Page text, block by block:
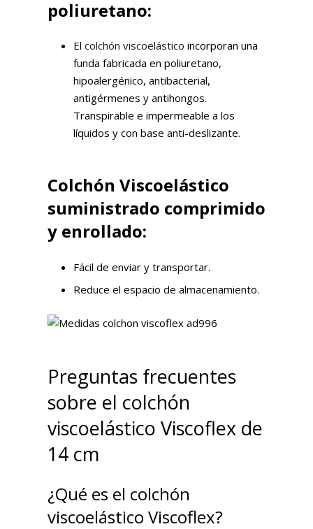
poliuretano:
El colchón viscoelástico incorporan una
funda fabricada en poliuretano,
hipoalergénico, antibacterial,
antigérmenes y antihongos.
Transpirable e impermeable a los
líquidos y con base anti-deslizante.
Colchón Viscoelástico
suministrado comprimido
y enrollado:
Fácil de enviar y transportar.
Reduce el espacio de almacenamiento.
Preguntas frecuentes
sobre el colchón
viscoelástico Viscoflex de
14 cm
¿Qué es el colchón
viscoelástico Viscoflex?